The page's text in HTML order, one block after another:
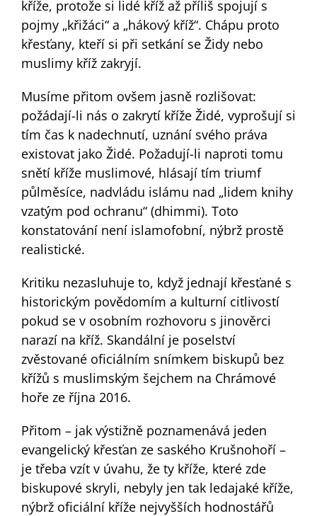
kříže, protože si lidé kříž až příliš spojují s
pojmy „křižáci“ a „hákový kříž“. Chápu proto
křesťany, kteří si při setkání se Židy nebo
muslimy kříž zakryjí.
Musíme přitom ovšem jasně rozlišovat:
požádají-li nás o zakrytí kříže Židé, vyprošují si
tím čas k nadechnutí, uznání svého práva
existovat jako Židé. Požadují-li naproti tomu
snětí kříže muslimové, hlásají tím triumf
půlměsíce, nadvládu islámu nad „lidem knihy
vzatým pod ochranu“ (dhimmi). Toto
konstatování není islamofobní, nýbrž prostě
realistické.
Kritiku nezasluhuje to, když jednají křesťané s
historickým povědomím a kulturní citlivostí
pokud se v osobním rozhovoru s jinověrci
narazí na kříž. Skandální je poselství
zvěstované oficiálním snímkem biskupů bez
křížů s muslimským šejchem na Chrámové
hoře ze října 2016.
Přitom – jak výstižně poznamenává jeden
evangelický křesťan ze saského Krušnohoří –
je třeba vzít v úvahu, že ty kříže, které zde
biskupové skryli, nebyly jen tak ledajaké kříže,
nýbrž oficiální kříže nejvyšších hodnostářů